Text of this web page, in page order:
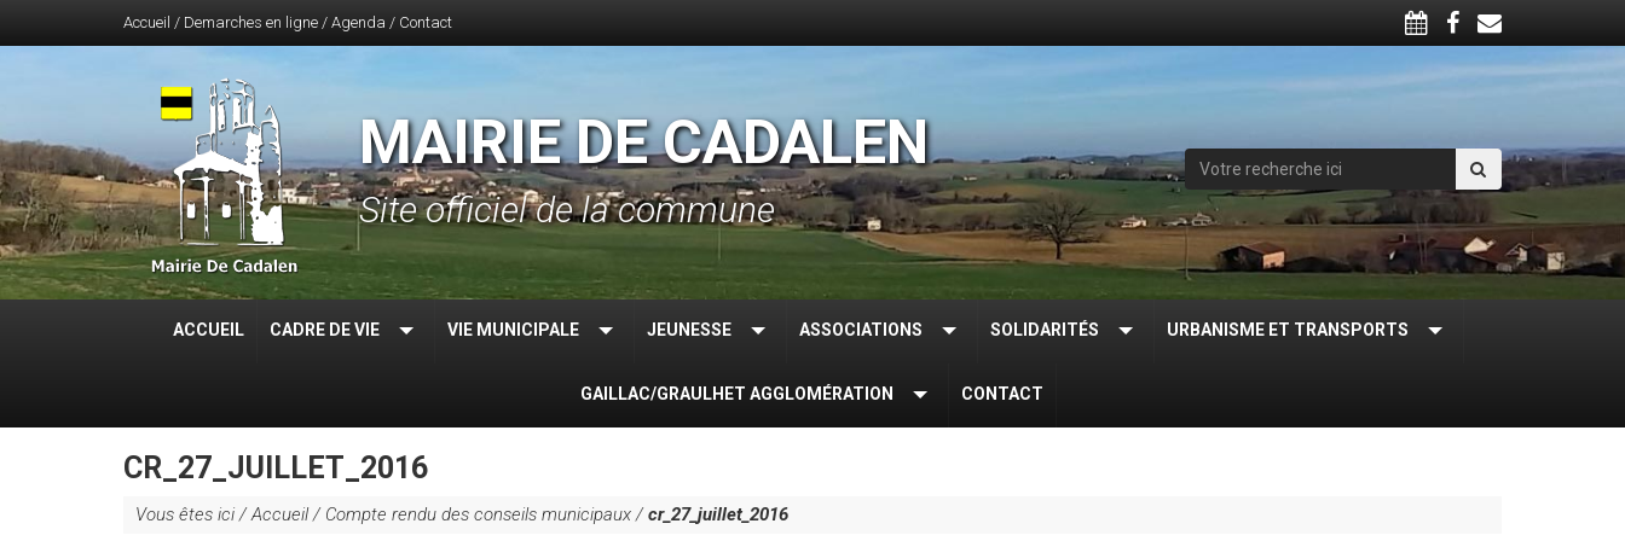
Accueil / Demarches en ligne / Agenda / Contact
MAIRIE DE CADALEN
Site officiel de la commune
ACCUEIL CADRE DE VIE VIE MUNICIPALE JEUNESSE ASSOCIATIONS SOLIDARITÉS URBANISME ET TRANSPORTS
GAILLAC/GRAULHET AGGLOMÉRATION CONTACT
CR_27_JUILLET_2016
Vous êtes ici /Accueil/ Compte rendu des conseils municipaux/cr_27_juillet_2016